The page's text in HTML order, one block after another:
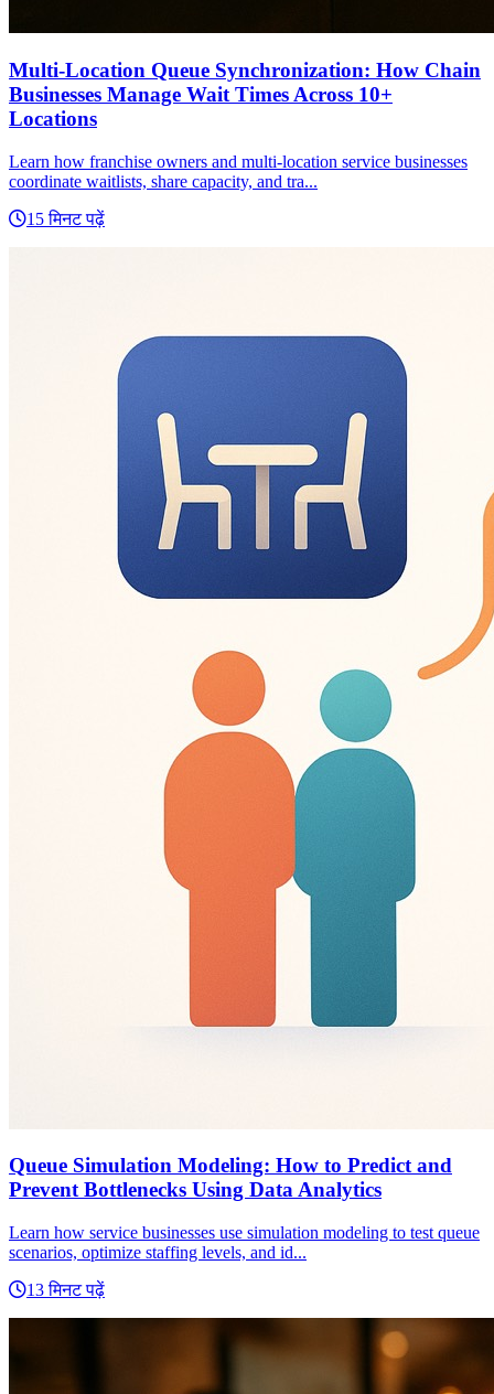
Multi-Location Queue Synchronization: How Chain
Businesses Manage Wait Times Across 10+
Locations
Learn how franchise owners and multi-location service businesses
coordinate waitlists, share capacity, and tra...
15 मिनट पढ़ें
Queue Simulation Modeling: How to Predict and
Prevent Bottlenecks Using Data Analytics
Learn how service businesses use simulation modeling to test queue
scenarios, optimize staffing levels, and id...
13 मिनट पढ़ें